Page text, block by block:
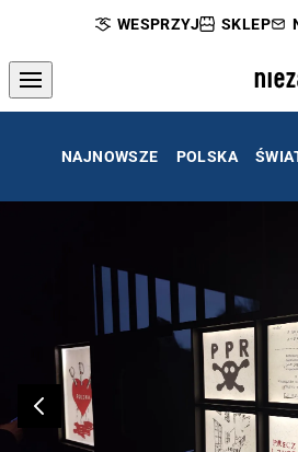
WESPRZYJ SKLEP
NAJNOWSZE POLSKA